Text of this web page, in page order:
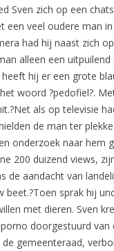
Sven zich op een
een veel oudere man
had hij naast zich
alleen een uitpuilend
hij er een grote
woord ?pedofiel?.
als op televisie
de man ter
onderzoek naar hem
200 duizend views,
de aandacht van
beet.?Toen sprak hij
met dieren. Sven
doorgestuurd van
gemeenteraad,